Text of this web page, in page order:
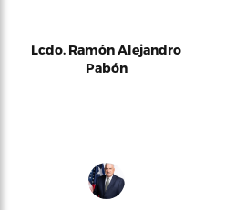
Lcdo. Ramón Alejandro
Pabón